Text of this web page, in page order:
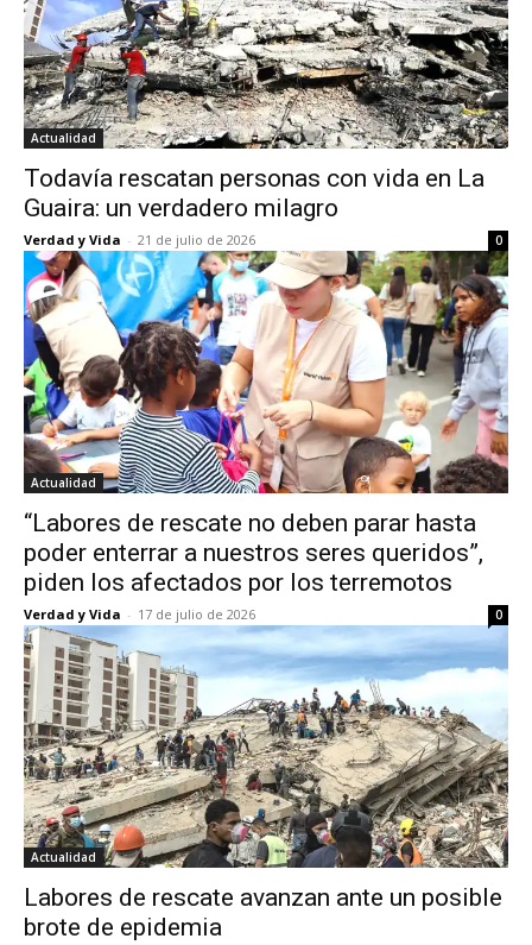
Actualidad
Todavía rescatan personas con vida en La
Guaira: un verdadero milagro
Verdad y Vida - 21 de julio de 2026 0
Actualidad
“Labores de rescate no deben parar hasta
poder enterrar a nuestros seres queridos”,
piden los afectados por los terremotos
Verdad y Vida - 17 de julio de 2026 0
Actualidad
Labores de rescate avanzan ante un posible
brote de epidemia